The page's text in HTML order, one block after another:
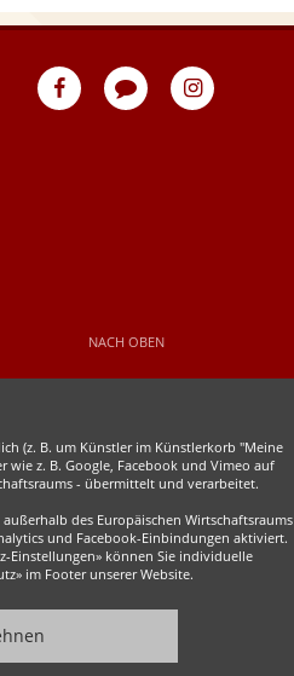
eventpeppersBlog
eventpeppers
NACH OBEN
(z. B. um Künstler im Künstlerkorb "Meine
z. B. Google, Facebook und Vimeo auf
- übermittelt und verarbeitet.
des Europäischen Wirtschaftsraums
und Facebook-Einbindungen aktiviert.
Einstellungen» können Sie individuelle
im Footer unserer Website.